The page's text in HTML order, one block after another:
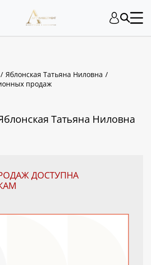
Яблонская Татьяна Ниловна
продаж
Татьяна Ниловна
ДОСТУПНА